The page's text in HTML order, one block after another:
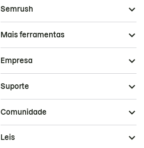
Semrush
Mais ferramentas
Empresa
Suporte
Comunidade
Leis